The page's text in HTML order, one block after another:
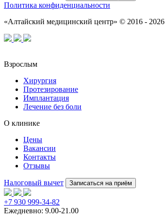
Политика конфиденциальности
«Алтайский медицинский центр» © 2016 - 2026
Взрослым
Хирургия
Протезирование
Имплантация
Лечение без боли
О клинике
Цены
Вакансии
Контакты
Отзывы
Налоговый вычет Записаться на приём
+7 930 999-34-82
Ежедневно: 9.00-21.00